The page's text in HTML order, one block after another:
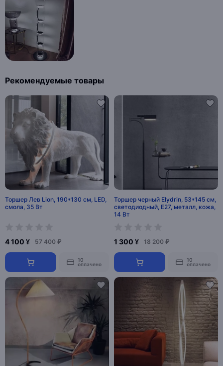
Рекомендуемые товары
Торшер Лев Lion, 190*130 см, LED,
смола, 35 Вт
4 100 ¥ 57 400 ₽
10
оплачено
Торшер черный Elydrin, 53*145 см,
светодиодный, Е27, металл, кожа,
14 Вт
1 300 ¥ 18 200 ₽
10
оплачено